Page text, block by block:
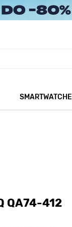
SMARTWATCHE
QA74-412